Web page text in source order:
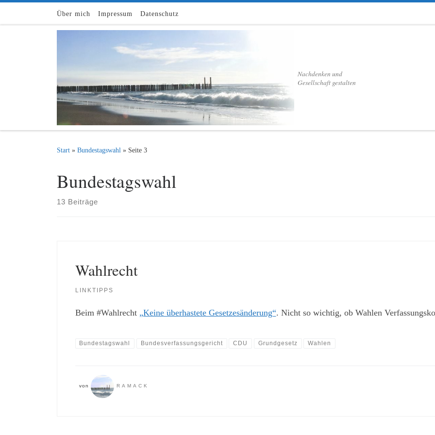
Zum Inhalt springen
Über mich Impressum Datenschutz
Nachdenken und
Gesellschaft gestalten
Start » Bundestagswahl » Seite 3
Bundestagswahl
13 Beiträge
Wahlrecht
LINKTIPPS
Beim #Wahlrecht „Keine überhastete Gesetzesänderung“. Nicht so wichtig, ob Wahlen
Bundestagswahl Bundesverfassungsgericht CDU Grundgesetz Wahlen
von RAMACK